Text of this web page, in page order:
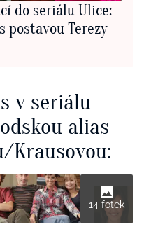
do seriálu Ulice:
postavou Terezy
v seriálu
alias
Krausovou:
14 fotek